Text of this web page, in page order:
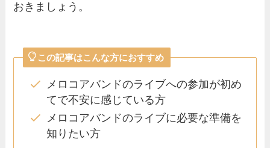
おきましょう。
この記事はこんな方におすすめ
メロコアバンドのライブへの参加が初め
てで不安に感じている方
メロコアバンドのライブに必要な準備を
知りたい方